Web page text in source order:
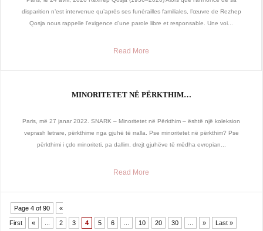
disparition n’est intervenue qu’après ses funérailles familiales, l’œuvre de Rezhep
Qosja nous rappelle l’exigence d’une parole libre et responsable. Une voi...
Read More
MINORITETET NË PËRKTHIM…
Paris, më 27 janar 2022. SNARK – Minoritetet në Përkthim – është një koleksion
veprash letrare, përkthime nga gjuhë të rralla. Pse minoritetet në përkthim? Pse
përkthimi i çdo minoriteti, pa dallim, drejt gjuhëve të mëdha evropian...
Read More
Page 4 of 90 «
First « 2 3 4 5 6 10 20 30 » Last »